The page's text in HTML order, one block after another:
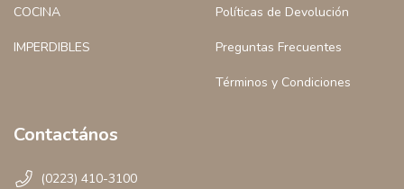
COCINA
IMPERDIBLES
Políticas de Devolución
Preguntas Frecuentes
Términos y Condiciones
Contactános
(0223) 410-3100